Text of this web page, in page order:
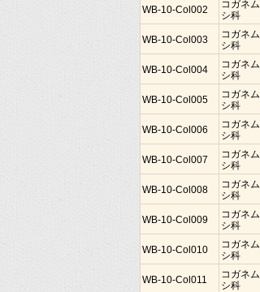
WB-10-Col002
コガネム
シ科
WB-10-Col003
コガネム
シ科
WB-10-Col004
コガネム
シ科
WB-10-Col005
コガネム
シ科
WB-10-Col006
コガネム
シ科
WB-10-Col007
コガネム
シ科
WB-10-Col008
コガネム
シ科
WB-10-Col009
コガネム
シ科
WB-10-Col010
コガネム
シ科
WB-10-Col011
コガネム
シ科